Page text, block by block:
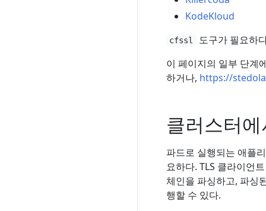
KodeKloud
cfssl
도구가 필요하
이 페이지의 일부 단계
하거나, https://
클러스터
파드로 실행되는 애플
요하다. TLS 클라이언
체인을 파싱하고, 파싱
행할 수 있다.